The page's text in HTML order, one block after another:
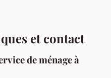
et contact
de ménage à